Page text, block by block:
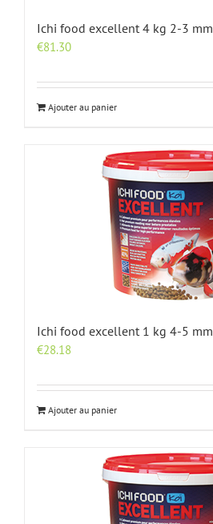
Ichi food excellent 4 kg 2-3 mm
€81.30
Ajouter au panier
Ichi food excellent 1 kg 4-5 mm
€28.18
Ajouter au panier